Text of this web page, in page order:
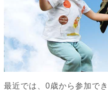
最近では、0歳から参加で